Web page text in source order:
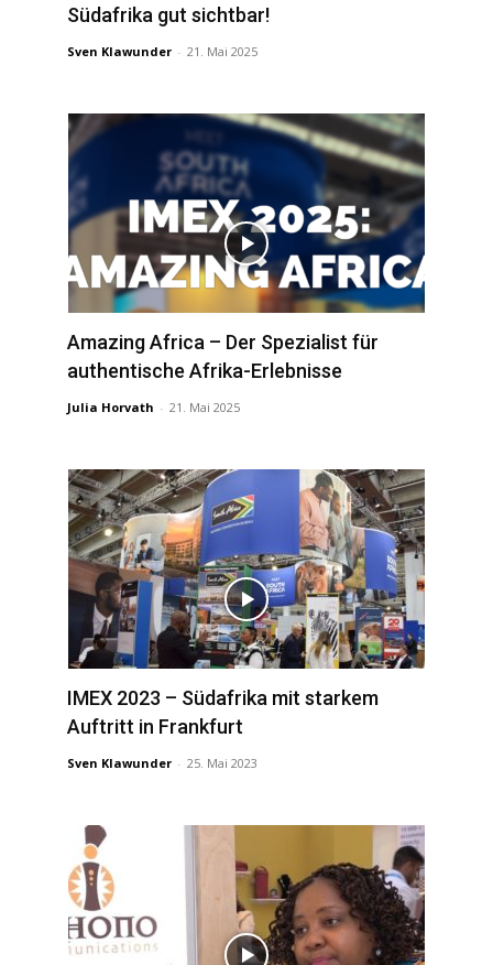
Südafrika gut sichtbar!
Sven Klawunder - 21. Mai 2025
Amazing Africa – Der Spezialist für
authentische Afrika-Erlebnisse
Julia Horvath - 21. Mai 2025
IMEX 2023 – Südafrika mit starkem
Auftritt in Frankfurt
Sven Klawunder - 25. Mai 2023